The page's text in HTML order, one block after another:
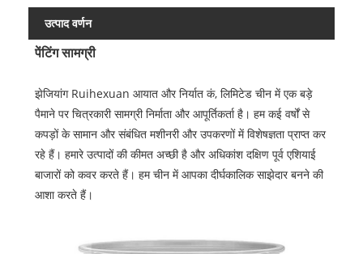
उत्पाद वर्णन
पेंटिंग सामग्री
झेजियांग Ruihexuan आयात और निर्यात कं, लिमिटेड चीन में एक बड़े
पैमाने पर चित्रकारी सामग्री निर्माता और आपूर्तिकर्ता है। हम कई वर्षों से
कपड़ों के सामान और संबंधित मशीनरी और उपकरणों में विशेषज्ञता प्राप्त कर
रहे हैं। हमारे उत्पादों की कीमत अच्छी है और अधिकांश दक्षिण पूर्व एशियाई
बाजारों को कवर करते हैं। हम चीन में आपका दीर्घकालिक साझेदार बनने की
आशा करते हैं।